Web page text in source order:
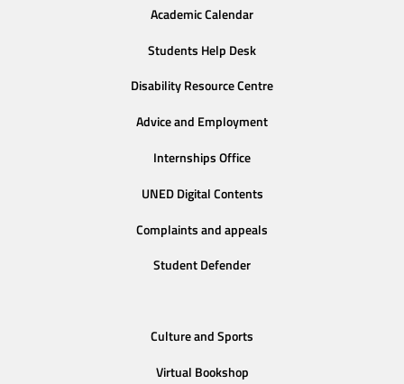
Academic Calendar
Students Help Desk
Disability Resource Centre
Advice and Employment
Internships Office
UNED Digital Contents
Complaints and appeals
Student Defender
Culture and Sports
Virtual Bookshop